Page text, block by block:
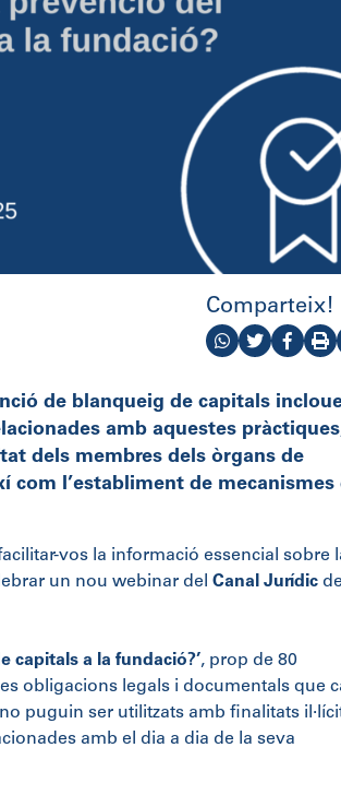
Comparteix!
de blanqueig de capitals
amb aquestes
dels membres dels òrgans de
com l’establiment de mecanismes
vos la informació essencial sobre
un nou webinar del Canal Jurídic
capitals a la fundació?’, prop de 80
obligacions legals i documentals que
puguin ser utilitzats amb finalitats
amb el dia a dia de la seva